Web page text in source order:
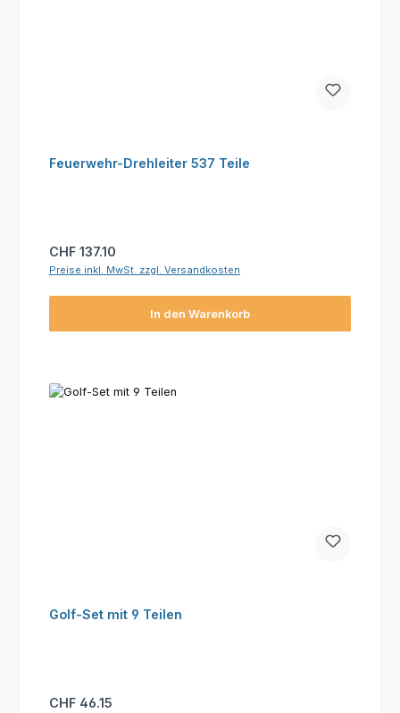
Feuerwehr-Drehleiter 537 Teile
Regulärer Preis:
CHF 137.10
Preise inkl. MwSt. zzgl. Versandkosten
In den Warenkorb
Golf-Set mit 9 Teilen
Regulärer Preis:
CHF 46.15